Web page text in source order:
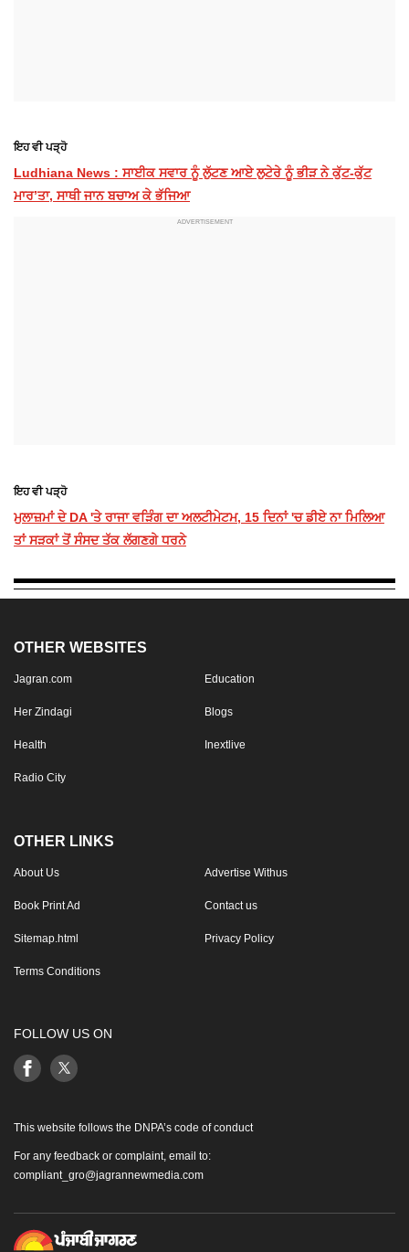
ਇਹ ਵੀ ਪੜ੍ਹੋ
Ludhiana News : ਸਾਈਕ ਸਵਾਰ ਨੂੰ ਲੁੱਟਣ ਆਏ ਲੁਟੇਰੇ ਨੂੰ ਭੀੜ ਨੇ ਕੁੱਟ-ਕੁੱਟ
ਮਾਰ’ਤਾ, ਸਾਥੀ ਜਾਨ ਬਚਾਅ ਕੇ ਭੱਜਿਆ
ਇਹ ਵੀ ਪੜ੍ਹੋ
ਮੁਲਾਜ਼ਮਾਂ ਦੇ DA 'ਤੇ ਰਾਜਾ ਵੜਿੰਗ ਦਾ ਅਲਟੀਮੇਟਮ, 15 ਦਿਨਾਂ 'ਚ ਡੀਏ ਨਾ ਮਿਲਿਆ
ਤਾਂ ਸੜਕਾਂ ਤੋਂ ਸੰਸਦ ਤੱਕ ਲੱਗਣਗੇ ਧਰਨੇ
OTHER WEBSITES
Jagran.com Education
Her Zindagi Blogs
Health Inextlive
Radio City
OTHER LINKS
About Us Advertise Withus
Book Print Ad Contact us
Sitemap.html Privacy Policy
Terms Conditions
FOLLOW US ON
This website follows the DNPA’s code of conduct
For any feedback or complaint, email to:
compliant_gro@jagrannewmedia.com